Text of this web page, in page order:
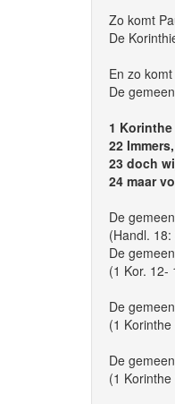
Zo komt
De
En zo
De
1 Korinthe
22
23 doch
24 maar
De
(Handl.
De
(1 Kor. 12-
De
(1 Korinthe
De
(1